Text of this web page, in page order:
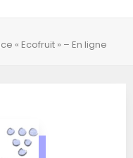
« Ecofruit » – En ligne